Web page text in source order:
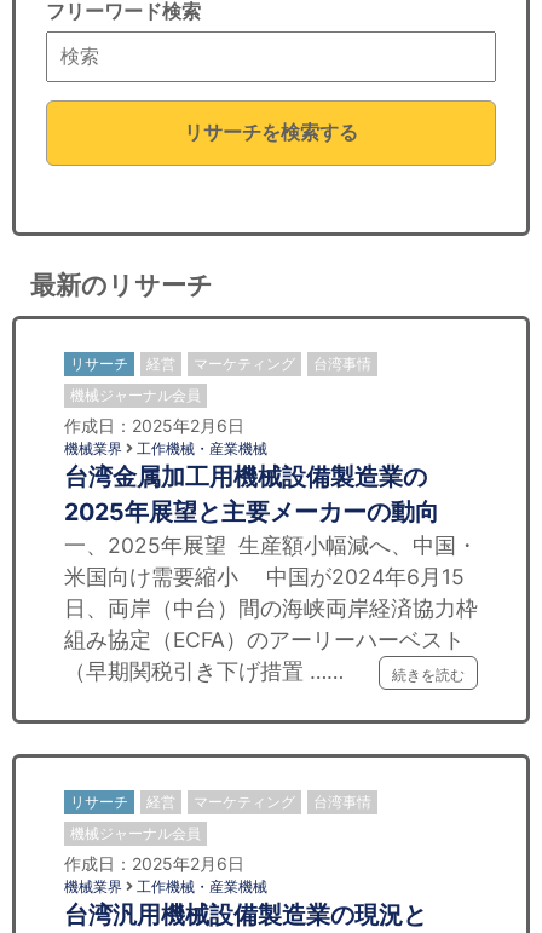
リサーチ
セミナー
フリーワード検索
リサーチを検索する
最新のリサーチ
リサーチ 経営 マーケティング
台湾事情
機械ジャーナル会員
作成日：2025年2月6日
機械業界 工作機械・産業機械
台湾金属加工用機械設備製造業の
2025年展望と主要メーカーの動向
一、2025年展望 生産額小幅減へ、中国・
米国向け需要縮小 中国が2024年6月15
日、両岸（中台）間の海峡両岸経済協力枠
組み協定（ECFA）のアーリーハーベスト
（早期関税引き下げ措置 ……
続きを読む
リサーチ 経営 マーケティング
台湾事情
機械ジャーナル会員
作成日：2025年2月6日
機械業界 工作機械・産業機械
台湾汎用機械設備製造業の現況と